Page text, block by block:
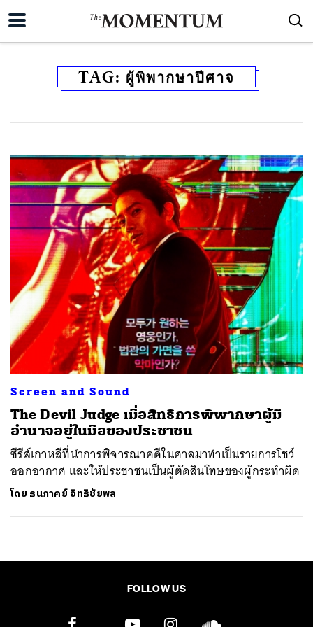
TAG: ผู้พิพากษาปีศาจ
Screen and Sound
The Devil Judge เมื่อสิทธิการพิพากษาผู้มี
อำนาจอยู่ในมือของประชาชน
ซีรีส์เกาหลีที่นำการพิจารณาคดีในศาลมาทำเป็นรายการโชว์
ออกอากาศ และให้ประชาชนเป็นผู้ตัดสินโทษของผู้กระทำผิด
โดย ธนภาคย์ อิทธิชัยพล
FOLLOW US
ค้นหา
SHARE TWEET LINE EMAIL